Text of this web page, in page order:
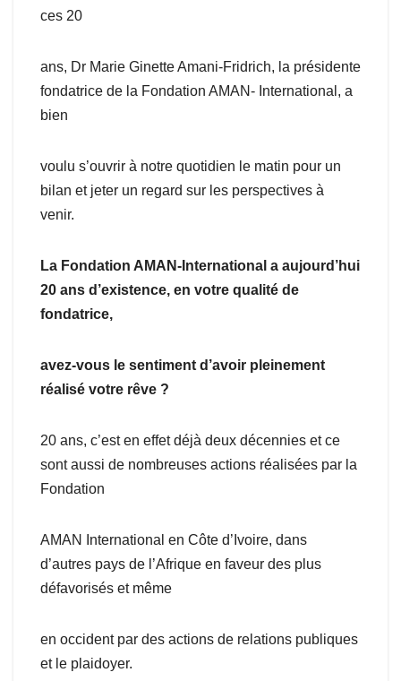
ces 20
ans, Dr Marie Ginette Amani-Fridrich, la présidente
fondatrice de la Fondation AMAN- International, a
bien
voulu s’ouvrir à notre quotidien le matin pour un
bilan et jeter un regard sur les perspectives à
venir.
La Fondation AMAN-International a aujourd’hui
20 ans d’existence, en votre qualité de
fondatrice,
avez-vous le sentiment d’avoir pleinement
réalisé votre rêve ?
20 ans, c’est en effet déjà deux décennies et ce
sont aussi de nombreuses actions réalisées par la
Fondation
AMAN International en Côte d’Ivoire, dans
d’autres pays de l’Afrique en faveur des plus
défavorisés et même
en occident par des actions de relations publiques
et le plaidoyer.